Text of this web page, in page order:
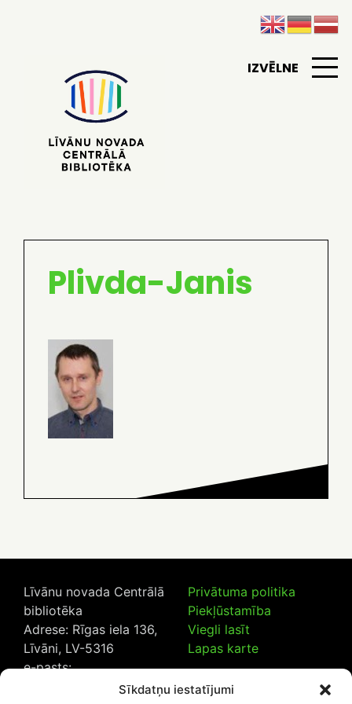
Sīkdatņu iestatījumi
IZVĒLNE
Plivda-Janis
Līvānu novada Centrālā
bibliotēka
Adrese: Rīgas iela 136,
Līvāni, LV-5316
e-pasts:
Privātuma politika
Piekļūstamība
Viegli lasīt
Lapas karte